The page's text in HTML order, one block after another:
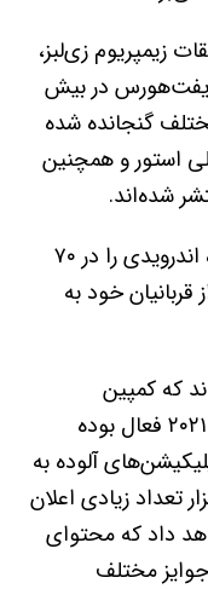
زیمپریوم زی‌لبز،
در بیش
مختلف گنجانده شده
استور و همچنین
شده‌اند.
این بدافزار بیش از ۱۰ میلیون دستگاه اندرویدی را در ۷۰
قربانیان خود به‌
که کمپین
گریفت‌هورس از نوامبر ۲۰۲۰ تا آوریل ۲۰۲۱ فعال بوده
آلوده به
تعداد زیادی اعلان
داد که محتوای
مختلف